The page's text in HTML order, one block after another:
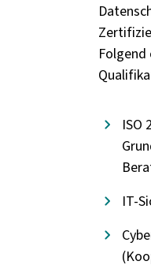
Folgend
ISO
IT-